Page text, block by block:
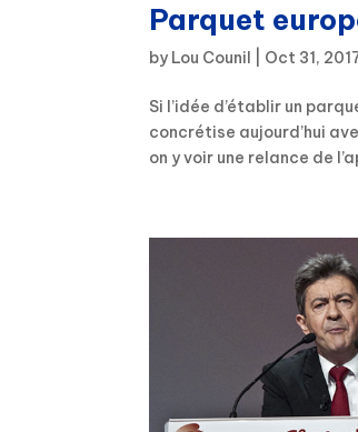
Parquet
by Lou Counil Oct 31,
Si l’idée d’établir un
concrétise aujourd’hui
on y voir une relance de